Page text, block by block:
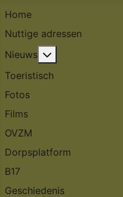
Home
Nuttige adressen
Nieuws
Toeristisch
Fotos
Films
OVZM
Dorpsplatform
B17
Geschiedenis